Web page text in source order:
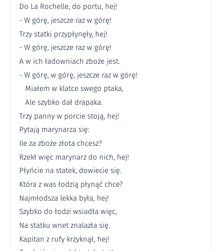
Do La Rochelle, do portu, hej!
- W górę, jeszcze raz w górę!
Trzy statki przypłynęły, hej!
- W górę, jeszcze raz w górę!
A w ich ładowniach zboże jest.
- W górę, w górę, jeszcze raz w górę!
Miałem w klatce swego ptaka,
Ale szybko dał drapaka.
Trzy panny w porcie stoją, hej!
Pytają marynarza się:
Ile za zboże złota chcesz?
Rzekł więc marynarz do nich, hej!
Płyńcie na statek, dowiecie się.
Która z was łodzią płynąć chce?
Najmłodsza lekka była, hej!
Szybko do łodzi wsiadła więc,
Na statku wnet znalazła się.
Kapitan z rufy krzyknął, hej!